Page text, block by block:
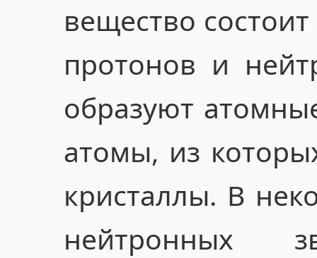
вещество
протонов и
образуют
атомы, из
кристаллы. В
нейтронных